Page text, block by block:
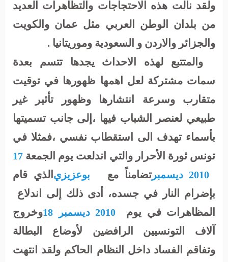
ولقد نالت هذه الاحتجاجات والتظاهرات العديد
من بلدان الوطن العربي مثل عمان والكويت
والجزائر والاردن و السعودية وموريتانيا .
والمتتبع لهذه الاحداث يجدها تتسم بعدة
سمات مشتركة لعل اهمها ظهورها في توقيت
متقارب وسرعة انتشارها وظهور تأثير غير
طبيعي لعنصر الشباب فيها ،إلى جانب تسميتها
بأسماء تهدف الى استقطاب نفسي ،فمثلا في
تونس ثورة الأحرار والتي اندلعت يوم الجمعة 17
ديسمبر 2010 تضامناً مع بوعزيزي الذي قام
بإضرام النار في جسده، أدى ذلك إلى اندلاع
المظاهرات في يوم
18 ديسمبر 2010
وخروج
آلاف التونسيين الرافضين لأوضاع البطالة
وتفاقم الفساد داخل النظام الحاكم ولقد انتهت